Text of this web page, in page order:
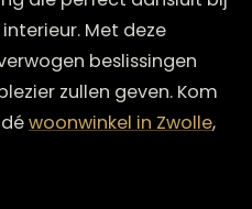
In dit artikel
om je te helpen bij
die perfect
interieur. Met deze
beslissingen